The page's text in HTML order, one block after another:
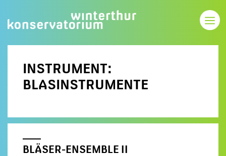
INSTRUMENT:
BLASINSTRUMENTE
BLÄSER-ENSEMBLE II